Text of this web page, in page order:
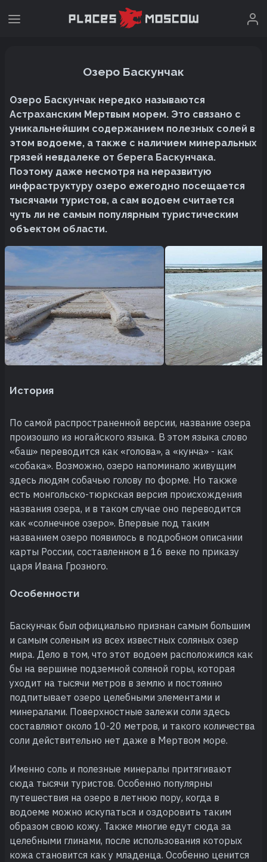
Озеро Баскунчак
Озеро Баскунчак нередко называются
Астраханским Мертвым морем. Это связано с
уникальнейшим содержанием полезных солей в
этом водоеме, а также с наличием минеральных
грязей невдалеке от берега Баскунчака.
Поэтому даже несмотря на неразвитую
инфраструктуру озеро ежегодно посещается
тысячами туристов, а сам водоем считается
чуть ли не самым популярным туристическим
объектом области.
История
По самой распространенной версии, название озера
произошло из ногайского языка. В этом языка слово
«баш» переводится как «голова», а «кунча» - как
«собака». Возможно, озеро напоминало живущим
здесь людям собачью голову по форме. Но также
есть монгольско-тюркская версия происхождения
названия озера, и в таком случае оно переводится
как «солнечное озеро». Впервые под таким
названием озеро появилось в подробном описании
карты России, составленном в 16 веке по приказу
царя Ивана Грозного.
Особенности
Баскунчак был официально признан самым большим
и самым соленым из всех известных соляных озер
мира. Дело в том, что этот водоем расположился как
бы на вершине подземной соляной горы, которая
уходит на тысячи метров в землю и постоянно
подпитывает озеро целебными элементами и
минералами. Поверхностные залежи соли здесь
составляют около 10-20 метров, и такого количества
соли действительно нет даже в Мертвом море.
Именно соль и полезные минералы притягивают
сюда тысячи туристов. Особенно популярны
путешествия на озеро в летнюю пору, когда в
водоеме можно искупаться и оздоровить таким
образом свою кожу. Также многие едут сюда за
целебными глинами, после использования которых
кожа становится как у младенца. Особенно ценится